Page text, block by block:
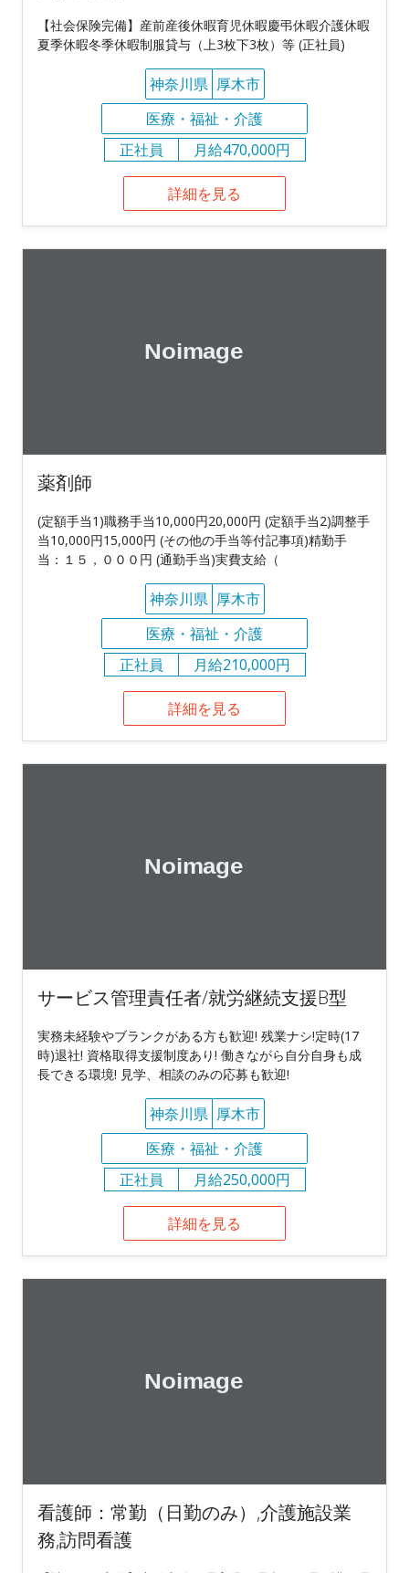
【社会保険完備】産前産後休暇育児休暇慶弔休暇介護休暇
夏季休暇冬季休暇制服貸与（上3枚下3枚）等 (正社員)
神奈川県 厚木市
医療・福祉・介護
正社員
月給470,000円
詳細を見る
薬剤師
(定額手当1)職務手当10,000円20,000円 (定額手当2)調整手
当10,000円15,000円 (その他の手当等付記事項)精勤手
当：１５，０００円 (通勤手当)実費支給（
神奈川県 厚木市
医療・福祉・介護
正社員
月給210,000円
詳細を見る
サービス管理責任者/就労継続支援B型
実務未経験やブランクがある方も歓迎! 残業ナシ!定時(17
時)退社! 資格取得支援制度あり! 働きながら自分自身も成
長できる環境! 見学、相談のみの応募も歓迎!
神奈川県 厚木市
医療・福祉・介護
正社員
月給250,000円
詳細を見る
看護師：常勤（日勤のみ）,介護施設業
務,訪問看護